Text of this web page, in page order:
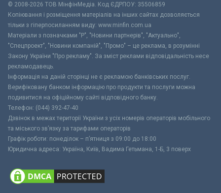
© 2008-2026 ТОВ МiнфiнМедiа. Код ЄДРПОУ: 35506859
Копіювання і розміщення матеріалів на інших сайтах дозволяється
тільки з гіперпосиланням виду: www.minfin.com.ua
Матеріали з позначками "Р", "Новини партнерів", "Актуально",
"Спецпроект", "Новини компаній", "Промо" – це реклама, в розумінні
Закону України "Про рекламу". За зміст реклами відповідальність несе
рекламодавець.
Інформація на даній сторінці не є рекламою банківських послуг.
Верифіковану банком інформацію про продукти та послуги можна
подивитися на офіційному сайті відповідного банку.
Телефон: (044) 392-47-40
Дзвінок в межах території України з усіх номерів операторів мобільного
та міського зв’язку за тарифами операторів
Графік роботи: понеділок – п’ятниця з 09:00 до 18:00
Юридична адреса: Україна, Київ, Вадима Гетьмана, 1-Б, 3 поверх